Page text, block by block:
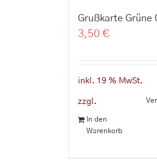
Grußkarte Grüne
3,50 €
inkl. 19 % MwSt.
zzgl.
In den
Warenkorb